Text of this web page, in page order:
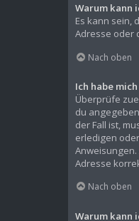
Warum kann
Es kann sein,
Adresse oder
Nach oben
Ich habe
Überprüfe
du
der Fall ist,
erledigen
Adresse
Nach oben
Warum kann